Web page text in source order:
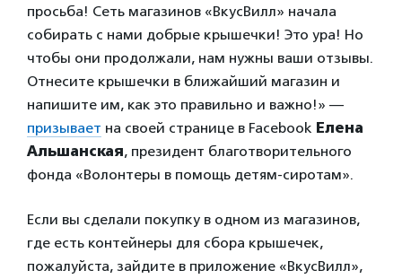
просьба! Сеть магазинов «ВкусВилл» начала
собирать с нами добрые крышечки! Это ура! Но
чтобы они продолжали, нам нужны ваши отзывы.
Отнесите крышечки в ближайший магазин и
напишите им, как это правильно и важно!» —
призывает на своей странице в Facebook Елена
Альшанская, президент благотворительного
фонда «Волонтеры в помощь детям-сиротам».
Если вы сделали покупку в одном из магазинов,
где есть контейнеры для сбора крышечек,
пожалуйста, зайдите в приложение «ВкусВилл»,